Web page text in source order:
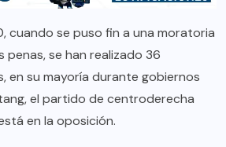
cuando se puso fin a una moratoria
penas, se han realizado 36
en su mayoría durante gobiernos
el partido de centroderecha
en la oposición.